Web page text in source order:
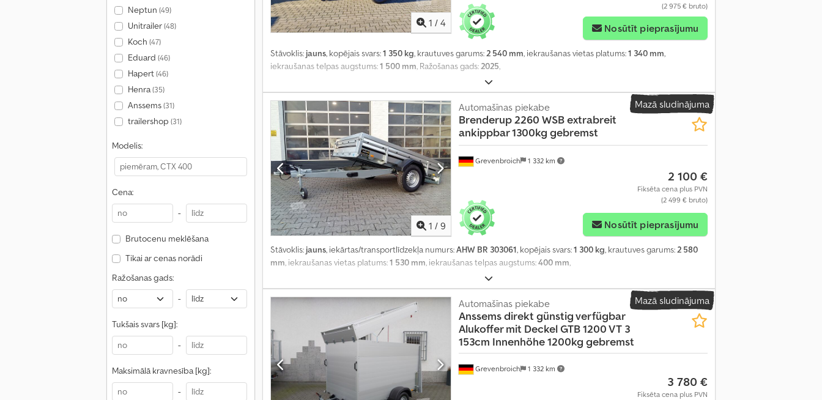
Neptun (49)
Unitrailer(48)
Koch (47)
Eduard (46)
Hapert(46)
Henra(35)
Anssems(31)
trailershop (31)
Modelis:
Cena:
-
Brutocenu meklēšana
Tikai ar cenas norādi
Ražošanas gads:
-
Tukšais svars [kg]:
-
Maksimālā kravnesība [kg]:
-
1 / 4
(2 975 € bruto)
Nosūtīt pieprasījumu
Stāvoklis: jauns, kopējais svars:1 350 kg, krautuves garums:2 540 mm, iekraušanas vietas platums:1 340 mm,
iekraušanas telpas augstums:1 500 mm, Ražošanas gads:2025,
Mazā sludinājuma
1 / 9
Grevenbroich 1 332 km
Automašīnas piekabe
Brenderup2260 WSB extrabreit
ankippbar 1300kg gebremst
2 100 €
Fiksēta cena plus PVN
(2 499 € bruto)
Nosūtīt pieprasījumu
Stāvoklis: jauns, iekārtas/transportlīdzekļa numurs:AHW BR 303061, kopējais svars:1 300 kg, krautuves garums:2 580
mm, iekraušanas vietas platums:1 530 mm, iekraušanas telpas augstums:400 mm,
Mazā sludinājuma
Grevenbroich 1 332 km
Automašīnas piekabe
Anssemsdirekt günstig verfügbar
Alukoffer mit Deckel GTB 1200 VT 3
153cm Innenhöhe 1200kg gebremst
3 780 €
Fiksēta cena plus PVN